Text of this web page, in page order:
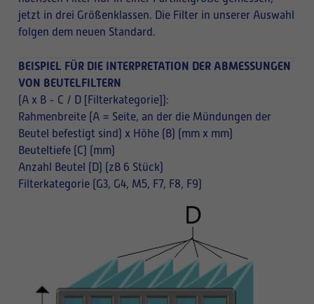
jetzt in drei Größenklassen. Die Filter in unserer Auswahl
folgen dem neuen Standard.
BEISPIEL FÜR DIE INTERPRETATION DER ABMESSUNGEN
VON BEUTELFILTERN
(A x B - C / D [Filterkategorie]):
Rahmenbreite (A = Seite, an der die Mündungen der
Beutel befestigt sind) x Höhe (B) (mm x mm)
Beuteltiefe (C) (mm)
Anzahl Beutel (D) (zB 6 Stück)
Filterkategorie (G3, G4, M5, F7, F8, F9)